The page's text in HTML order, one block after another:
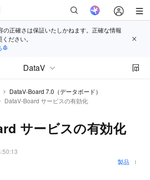
の正確さは保証いたしかねます。正確な情報
ださい。
DataV
DataV-Board 7.0（データボード）
DataV-Board サービスの有効化
サービスの有効化
製品